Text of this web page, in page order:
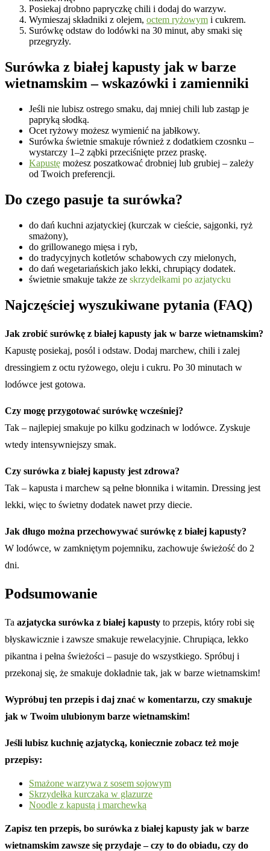
Posiekaj drobno papryczkę chili i dodaj do warzyw.
Wymieszaj składniki z olejem, octem ryżowym i cukrem.
Surówkę odstaw do lodówki na 30 minut, aby smaki się
przegryzły.
Surówka z białej kapusty jak w barze
wietnamskim – wskazówki i zamienniki
Jeśli nie lubisz ostrego smaku, daj mniej chili lub zastąp je
papryką słodką.
Ocet ryżowy możesz wymienić na jabłkowy.
Surówka świetnie smakuje również z dodatkiem czosnku –
wystarczy 1–2 ząbki przeciśnięte przez praskę.
Kapustę możesz poszatkować drobniej lub grubiej – zależy
od Twoich preferencji.
Do czego pasuje ta surówka?
do dań kuchni azjatyckiej (kurczak w cieście, sajgonki, ryż
smażony),
do grillowanego mięsa i ryb,
do tradycyjnych kotletów schabowych czy mielonych,
do dań wegetariańskich jako lekki, chrupiący dodatek.
świetnie smakuje także ze skrzydełkami po azjatycku
Najczęściej wyszukiwane pytania (FAQ)
Jak zrobić surówkę z białej kapusty jak w barze wietnamskim?
Kapustę posiekaj, posól i odstaw. Dodaj marchew, chili i zalej
dressingiem z octu ryżowego, oleju i cukru. Po 30 minutach w
lodówce jest gotowa.
Czy mogę przygotować surówkę wcześniej?
Tak – najlepiej smakuje po kilku godzinach w lodówce. Zyskuje
wtedy intensywniejszy smak.
Czy surówka z białej kapusty jest zdrowa?
Tak – kapusta i marchew są pełne błonnika i witamin. Dressing jest
lekki, więc to świetny dodatek nawet przy diecie.
Jak długo można przechowywać surówkę z białej kapusty?
W lodówce, w zamkniętym pojemniku, zachowuje świeżość do 2
dni.
Podsumowanie
Ta azjatycka surówka z białej kapusty to przepis, który robi się
błyskawicznie i zawsze smakuje rewelacyjnie. Chrupiąca, lekko
pikantna i pełna świeżości – pasuje do wszystkiego. Spróbuj i
przekonaj się, że smakuje dokładnie tak, jak w barze wietnamskim!
Wypróbuj ten przepis i daj znać w komentarzu, czy smakuje
jak w Twoim ulubionym barze wietnamskim!
Jeśli lubisz kuchnię azjatycką, koniecznie zobacz też moje
przepisy:
Smażone warzywa z sosem sojowym
Skrzydełka kurczaka w glazurze
Noodle z kapustą i marchewką
Zapisz ten przepis, bo surówka z białej kapusty jak w barze
wietnamskim zawsze się przydaje – czy to do obiadu, czy do